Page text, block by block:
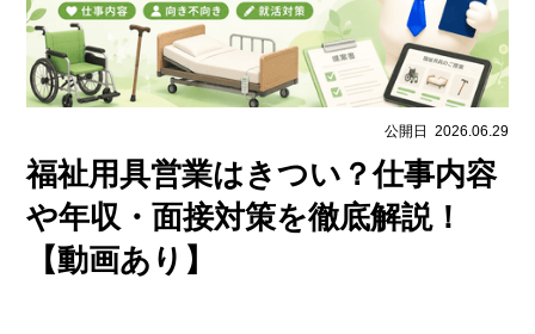
公開日 2026.06.29
福祉用具営業はきつい？仕事内容
や年収・面接対策を徹底解説！
【動画あり】